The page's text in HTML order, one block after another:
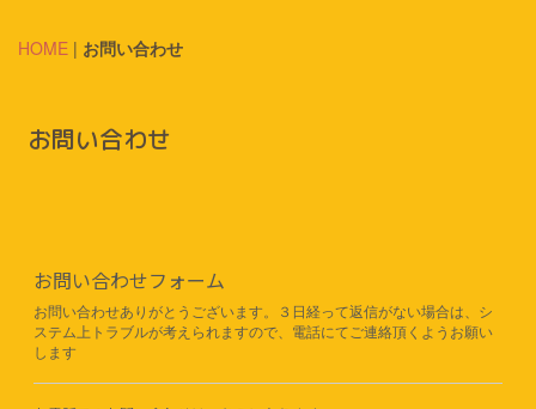
HOME | お問い合わせ
お問い合わせ